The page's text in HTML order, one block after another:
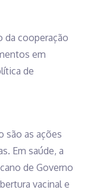
da cooperação
em
de
são as ações
Em saúde, a
de Governo
vacinal e